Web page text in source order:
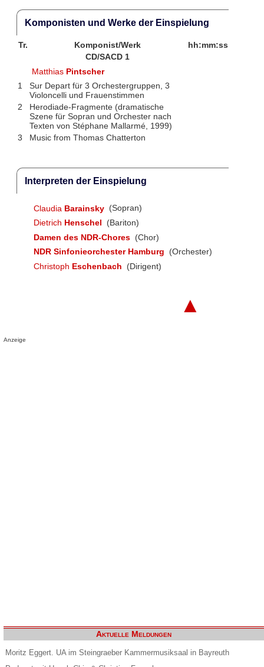
Komponisten und Werke der Einspielung
Tr. Komponist/Werk
hh:mm:ss
CD/SACD 1
Matthias Pintscher
1
Sur Depart für 3 Orchestergruppen, 3
Violoncelli und Frauenstimmen
2
Herodiade-Fragmente (dramatische
Szene für Sopran und Orchester nach
Texten von Stéphane Mallarmé, 1999)
3
Music from Thomas Chatterton
Interpreten der Einspielung
Claudia Barainsky (Sopran)
Dietrich Henschel
(Bariton)
Damen des NDR-Chores (Chor)
NDR Sinfonieorchester Hamburg
(Orchester)
Christoph Eschenbach (Dirigent)
▲
Anzeige
Aktuelle Meldungen
Moritz Eggert. UA im Steingraeber Kammermusiksaal in Bayreuth